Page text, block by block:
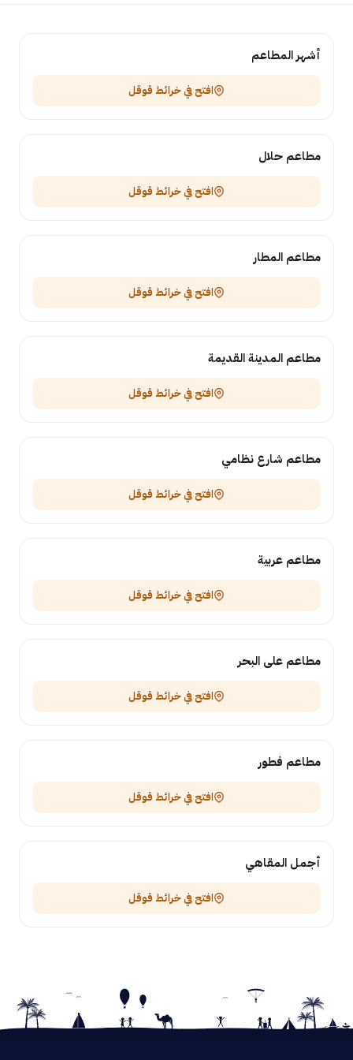
أشهر المطاعم
افتح في خرائط قوقل
مطاعم حلال
افتح في خرائط قوقل
مطاعم المطار
افتح في خرائط قوقل
مطاعم المدينة القديمة
افتح في خرائط قوقل
مطاعم شارع نظامي
افتح في خرائط قوقل
مطاعم عربية
افتح في خرائط قوقل
مطاعم على البحر
افتح في خرائط قوقل
مطاعم فطور
افتح في خرائط قوقل
أجمل المقاهي
افتح في خرائط قوقل